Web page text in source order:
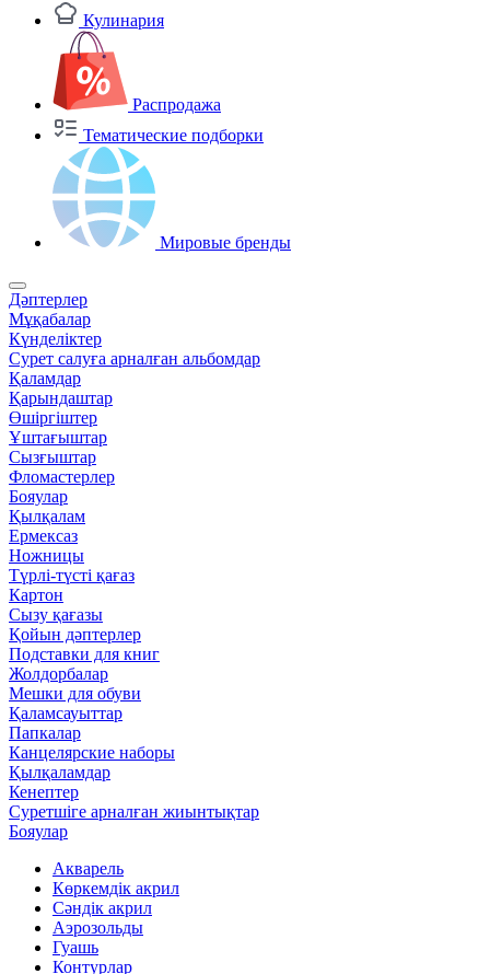
Кулинария
Распродажа
Тематические подборки
Мировые бренды
Дәптерлер
Мұқабалар
Күнделіктер
Сурет салуға арналған альбомдар
Қаламдар
Қарындаштар
Өшіргіштер
Ұштағыштар
Сызғыштар
Фломастерлер
Бояулар
Қылқалам
Ермексаз
Ножницы
Түрлі-түсті қағаз
Картон
Сызу қағазы
Қойын дәптерлер
Подставки для книг
Жолдорбалар
Мешки для обуви
Қаламсауыттар
Папкалар
Канцелярские наборы
Қылқаламдар
Кенептер
Суретшіге арналған жиынтықтар
Бояулар
Акварель
Көркемдік акрил
Сәндік акрил
Аэрозольды
Гуашь
Контурлар